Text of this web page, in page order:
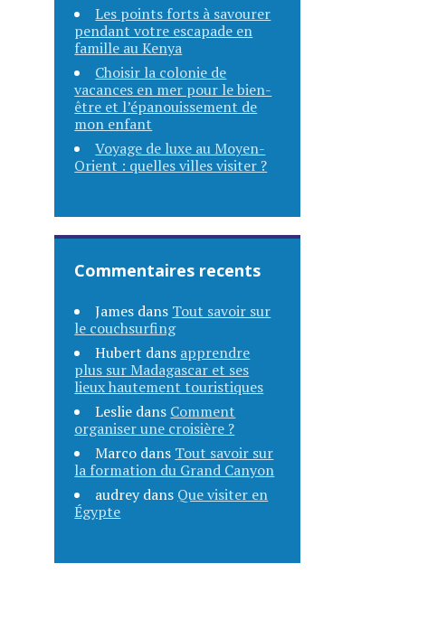
Les points forts à savourer
pendant votre escapade en
famille au Kenya
Choisir la colonie de
vacances en mer pour le bien-
être et l’épanouissement de
mon enfant
Voyage de luxe au Moyen-
Orient : quelles villes visiter ?
Commentaires recents
James dans Tout savoir sur
le couchsurfing
Hubert dans apprendre
plus sur Madagascar et ses
lieux hautement touristiques
Leslie dans Comment
organiser une croisière ?
Marco dans Tout savoir sur
la formation du Grand Canyon
audreydans Que visiter en
Égypte